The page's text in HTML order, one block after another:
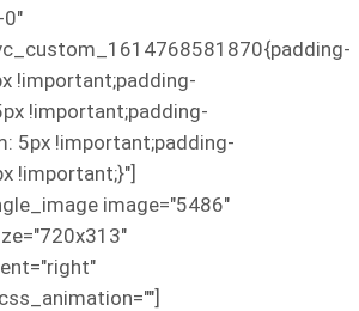
!important;padding-
!important;padding-
5px !important;padding-
!important;}"]
image="5486"